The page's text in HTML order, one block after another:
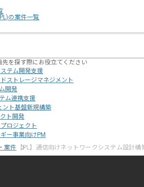
の案件一覧
を探す際にお役立てください
テム開発支援
ストレージマネジメント
開発
ム連携支援
ント基盤新規構築
ト開発
ロジェクト
ー事業向けPM
案件 【PL】通信向けネットワークシステム設計構